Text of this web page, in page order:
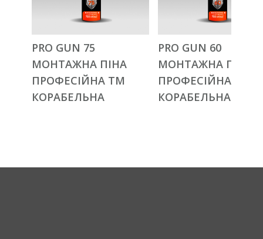
PRO GUN 75
МОНТАЖНА ПІНА
ПРОФЕСІЙНА ТМ
КОРАБЕЛЬНА
PRO GUN 60
МОНТАЖНА ПІНА
ПРОФЕСІЙНА ТМ
КОРАБЕЛЬНА